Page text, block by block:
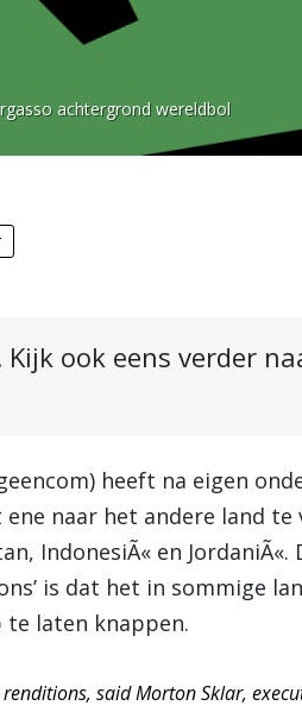
achtergrond wereldbol
ook eens verder
heeft na eigen
naar het andere land te
IndonesiÃ« en
is dat het in sommige
te laten knappen.
said Morton Sklar,